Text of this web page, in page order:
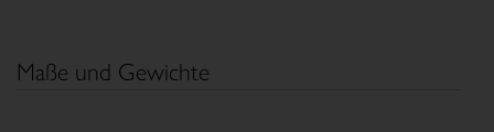
Maße und Gewichte